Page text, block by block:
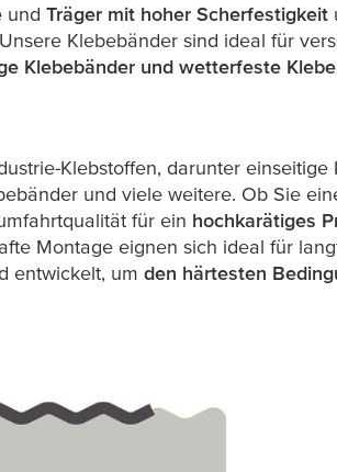
und Träger mit hoher Scherfestigkeit
Klebebänder sind ideal für
Klebebänder und wetterfeste
Klebstoffen, darunter
und viele weitere. Ob Sie
für ein hochkarätiges
Montage eignen sich ideal für
entwickelt, um den härtesten